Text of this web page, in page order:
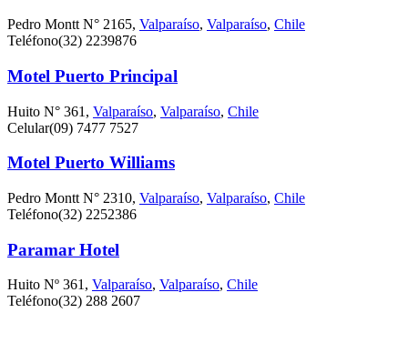
Pedro Montt N° 2165, Valparaíso, Valparaíso, Chile
Teléfono(32) 2239876
Motel Puerto Principal
Huito N° 361, Valparaíso, Valparaíso, Chile
Celular(09) 7477 7527
Motel Puerto Williams
Pedro Montt N° 2310, Valparaíso, Valparaíso, Chile
Teléfono(32) 2252386
Paramar Hotel
Huito Nº 361, Valparaíso, Valparaíso, Chile
Teléfono(32) 288 2607